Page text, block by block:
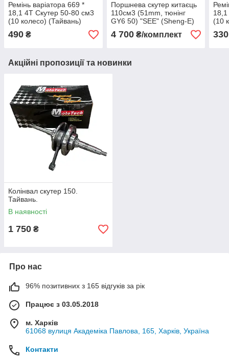
Ремінь варіатора 669 *
18,1 4T Скутер 50-80 см3
(10 колесо) (Тайвань)
CONTINENTAL230)
490 ₴
Поршнева скутер китаєць
110см3 (51mm, тюнінг
GY6 50) "SEE" (Sheng‑E)
(+голова +спорт
распредвал) ТАЙВАНЬ
4 700₴/комплект
(10
330
Акційні пропозиції та новинки
Колінвал скутер 150.
Тайвань.
В наявності
1 750 ₴
Про нас
96% позитивних з 165 відгуків за рік
Працює з 03.05.2018
м. Харків
61068 вулиця Академіка Павлова, 165, Харків, Україна
Контакти